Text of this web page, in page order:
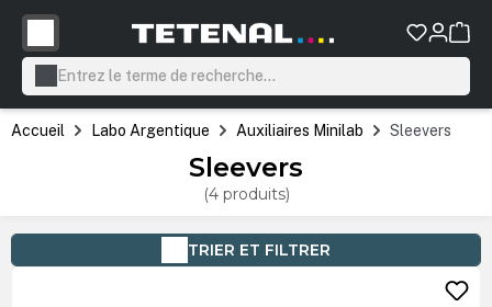
principal
Accueil Labo Argentique Auxiliaires Minilab Sleevers
Sleevers
(4 produits)
TRIER ET FILTRER